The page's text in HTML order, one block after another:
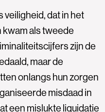
veiligheid, dat in het
als tweede
zijn de
maar de
onlangs hun zorgen
misdaad in
een mislukte liquidatie